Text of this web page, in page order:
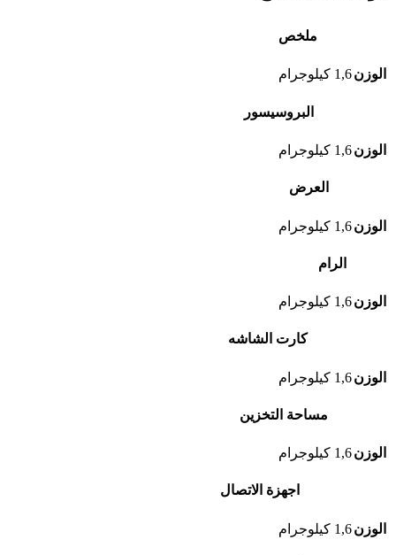
ملخص
الوزن1,6 كيلوجرام
البروسيسور
الوزن1,6 كيلوجرام
العرض
الوزن1,6 كيلوجرام
الرام
الوزن1,6 كيلوجرام
كارت الشاشه
الوزن1,6 كيلوجرام
مساحة التخزين
الوزن1,6 كيلوجرام
اجهزة الاتصال
الوزن1,6 كيلوجرام